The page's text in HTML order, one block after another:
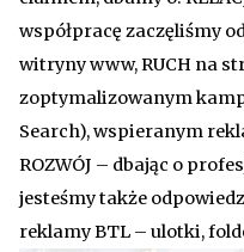
współpracę zaczęliśmy
witryny www, RUCH na
zoptymalizowanym
Search), wspieranym
ROZWÓJ – dbając o
jesteśmy także
reklamy BTL – ulotki,